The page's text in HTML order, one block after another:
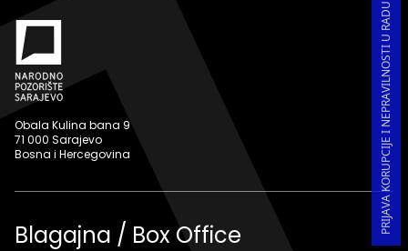
PRIJAVA KORUPCIJE I NEPRAVILNOSTI U RADU
Obala Kulina bana 9
71 000 Sarajevo
Bosna i Hercegovina
Blagajna / Box Office